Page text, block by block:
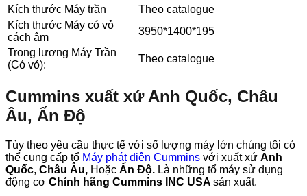
Kích thước Máy trần
Theo catalogue
Kích thước Máy có vỏ
cách âm
3950*1400*195
Trong lương Máy Trần
(Có vỏ):
Theo catalogue
Cummins xuất xứ Anh Quốc, Châu
Âu, Ấn Độ
Tùy theo yêu cầu thực tế với số lượng máy lớn chúng tôi có
thể cung cấp tổ Máy phát điện Cummins với xuất xứ Anh
Quốc, Châu Âu, Hoặc Ấn Độ. Là những tổ máy sử dụng
động cơ Chính hãng Cummins INC USA sản xuất.